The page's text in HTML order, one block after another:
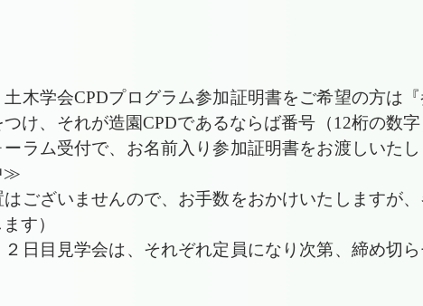
木学会CPDプログラム参加証明書をご希望の方は
け、それが造園CPDであるならば番号（12桁の数
ラム受付で、お名前入り参加証明書をお渡しいた
≫
はございませんので、お手数をおかけいたしますが
す）
日目見学会は、それぞれ定員になり次第、締め切